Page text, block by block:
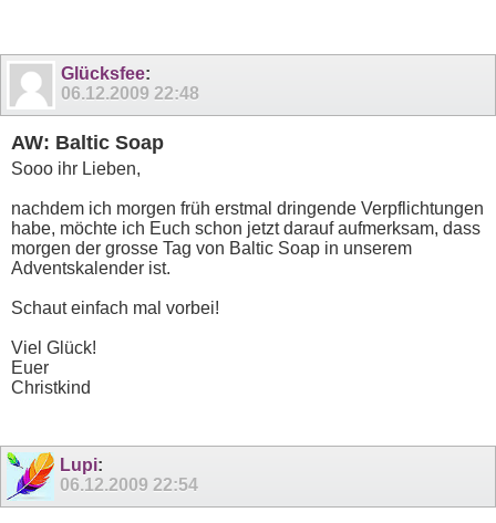
Glücksfee:
06.12.2009 22:48
AW: Baltic Soap
Sooo ihr Lieben,
nachdem ich morgen früh erstmal dringende Verpflichtungen
habe, möchte ich Euch schon jetzt darauf aufmerksam, dass
morgen der grosse Tag von Baltic Soap in unserem
Adventskalender ist.
Schaut einfach mal vorbei!
Viel Glück!
Euer
Christkind
Lupi:
06.12.2009 22:54